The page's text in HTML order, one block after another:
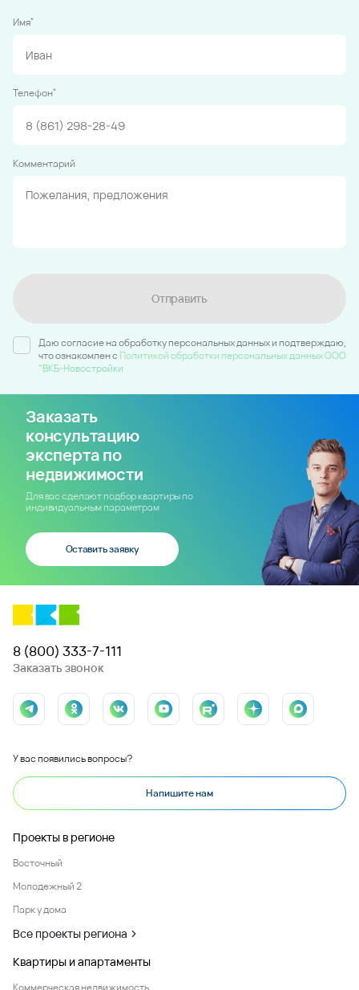
Имя*
Телефон*
Комментарий
Отправить
Даю согласие на обработку персональных данных и подтверждаю,
что ознакомлен c Политикой обработки персональных данных ООО
"ВКБ-Новостройки
Заказать
консультацию
эксперта по
недвижимости
Для вас сделают подбор квартиры по
индивидуальным параметрам
Оставить заявку
8 (800) 333-7-111
Заказать звонок
У вас появились вопросы?
Напишите нам
Проекты в регионе
Восточный
Молодежный 2
Парк у дома
Все проекты региона
Квартиры и апартаменты
Коммерческая недвижимость